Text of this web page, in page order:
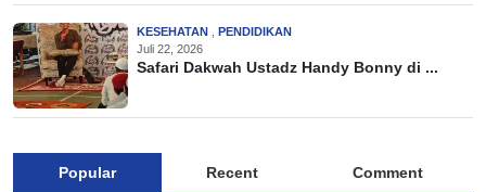
KESEHATAN
PENDIDIKAN
Juli 22, 2026
Safari Dakwah Ustadz Handy Bonny di ...
Popular Recent Comment